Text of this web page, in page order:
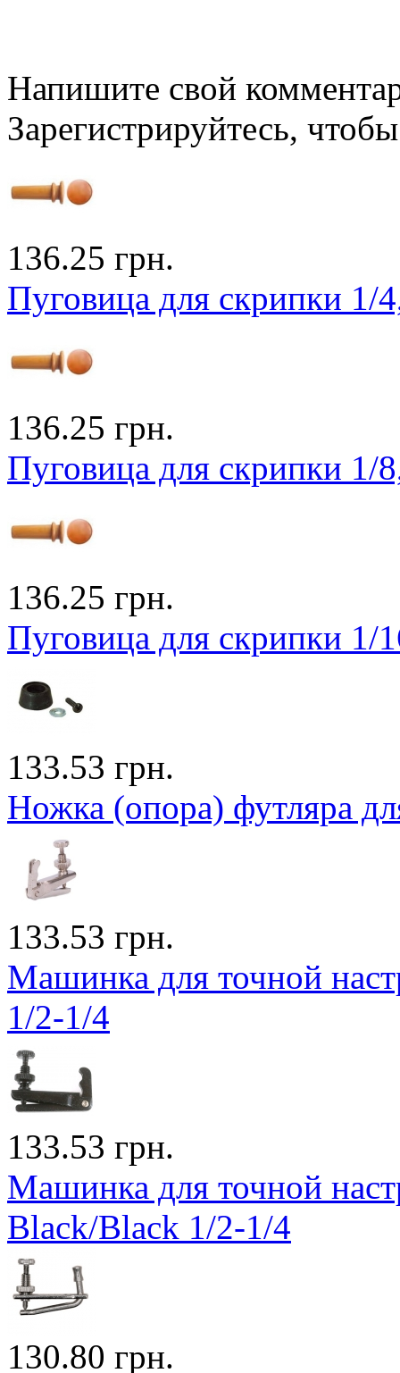
Напишите свой
Зарегистрируйтесь,
136.25 грн.
Пуговица для скрипки 1/
136.25 грн.
Пуговица для скрипки 1/
136.25 грн.
Пуговица для скрипки 1/
133.53 грн.
Ножка (опора) футляра
133.53 грн.
Машинка для точной
1/2-1/4
133.53 грн.
Машинка для точной
Black/Black 1/2-1/4
130.80 грн.